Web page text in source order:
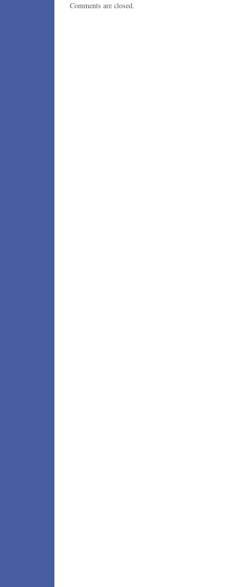
Comments are closed.